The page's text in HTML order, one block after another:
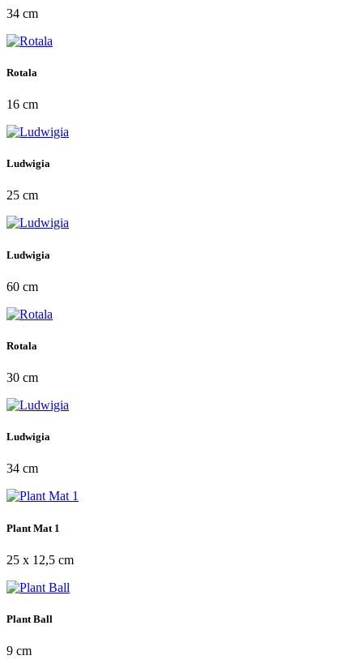
34 cm
Rotala
16 cm
Ludwigia
25 cm
Ludwigia
60 cm
Rotala
30 cm
Ludwigia
34 cm
Plant Mat 1
25 x 12,5 cm
Plant Ball
9 cm